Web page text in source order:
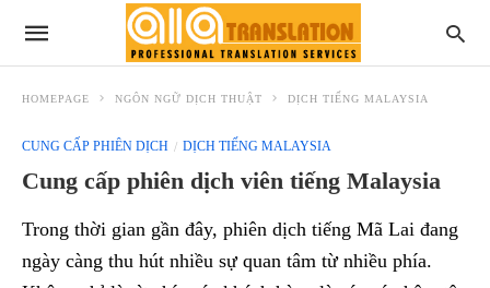
HOMEPAGE NGÔN NGỮ DỊCH THUẬT DỊCH TIẾNG MALAYSIA
CUNG CẤP PHIÊN DỊCH DỊCH TIẾNG MALAYSIA
Cung cấp phiên dịch viên tiếng Malaysia
Trong thời gian gần đây, phiên dịch tiếng Mã Lai đang
ngày càng thu hút nhiều sự quan tâm từ nhiều phía.